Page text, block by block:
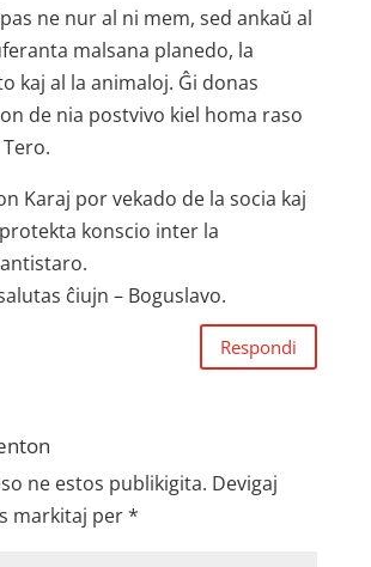
ne nur al ni mem, sed ankaŭ al
malsana planedo, la
kaj al la animaloj. Ĝi donas
de nia postvivo kiel homa raso
Karaj por vekado de la socia kaj
konscio inter la
ĉiujn – Boguslavo.
Respondi
ne estos publikigita. Devigaj
markitaj per*